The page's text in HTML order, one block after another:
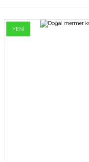
YENİ